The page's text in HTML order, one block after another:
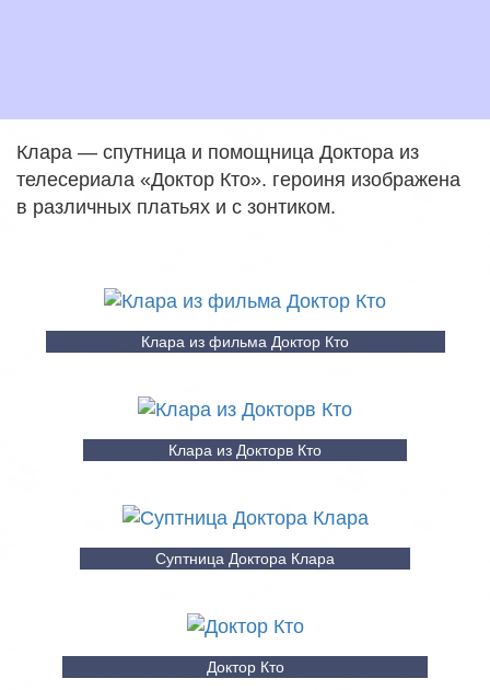
Клара — спутница и помощница Доктора из
телесериала «Доктор Кто». героиня изображена
в различных платьях и с зонтиком.
Клара из фильма Доктор Кто
Клара из Докторв Кто
Суптница Доктора Клара
Доктор Кто